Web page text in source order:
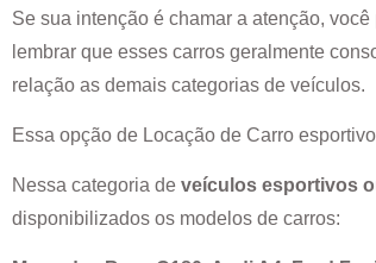
Se sua intenção é chamar a atenção,
lembrar que esses carros geralmente
relação as demais categorias de veículos.
Essa opção de Locação de Carro
Nessa categoria de veículos esportivos
disponibilizados os modelos de carros: